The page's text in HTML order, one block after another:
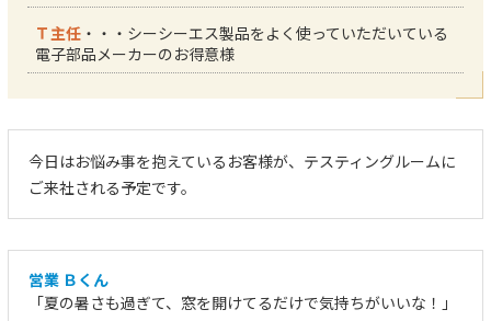
Ｔ主任 ・・・シーシーエス製品をよく使っていただいている
電子部品メーカーのお得意様
今日はお悩み事を抱えているお客様が、テスティングルームに
ご来社される予定です。
営業 Ｂくん
「夏の暑さも過ぎて、窓を開けてるだけで気持ちがいいな！」